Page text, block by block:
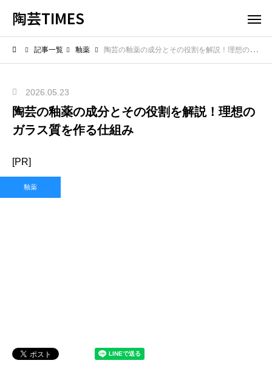
陶芸TIMES
記事一覧 釉薬 陶芸の釉薬の成分とその役割を解説！理想のガラス質を作る仕組み
2026.05.23
陶芸の釉薬の成分とその役割を解説！理想の
ガラス質を作る仕組み
[PR]
釉薬